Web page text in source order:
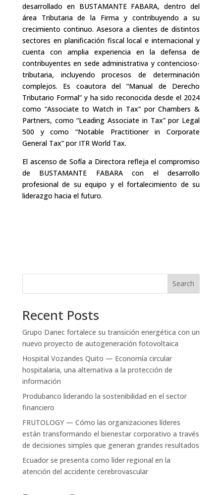
desarrollado en BUSTAMANTE FABARA, dentro del
área Tributaria de la Firma y contribuyendo a su
crecimiento continuo. Asesora a clientes de distintos
sectores en planificación fiscal local e internacional y
cuenta con amplia experiencia en la defensa de
contribuyentes en sede administrativa y contencioso-
tributaria, incluyendo procesos de determinación
complejos. Es coautora del “Manual de Derecho
Tributario Formal” y ha sido reconocida desde el 2024
como “Associate to Watch in Tax” por Chambers &
Partners, como “Leading Associate in Tax” por Legal
500 y como “Notable Practitioner in Corporate
General Tax” por ITR World Tax.
El ascenso de Sofía a Directora refleja el compromiso
de BUSTAMANTE FABARA con el desarrollo
profesional de su equipo y el fortalecimiento de su
liderazgo hacia el futuro.
Search
Recent Posts
Grupo Danec fortalece su transición energética con un
nuevo proyecto de autogeneración fotovoltaica
Hospital Vozandes Quito — Economía circular
hospitalaria, una alternativa a la protección de
información
Produbanco liderando la sostenibilidad en el sector
financiero
FRUTOLOGY — Cómo las organizaciones líderes
están transformando el bienestar corporativo a través
de decisiones simples que generan grandes resultados
Ecuador se presenta como líder regional en la
atención del accidente cerebrovascular